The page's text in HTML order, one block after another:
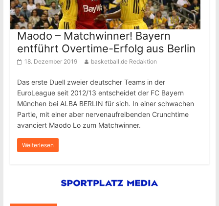
Maodo – Matchwinner! Bayern
entführt Overtime-Erfolg aus Berlin
18. Dezember 2019 basketball.de Redaktion
Das erste Duell zweier deutscher Teams in der
EuroLeague seit 2012/13 entscheidet der FC Bayern
München bei ALBA BERLIN für sich. In einer schwachen
Partie, mit einer aber nervenaufreibenden Crunchtime
avanciert Maodo Lo zum Matchwinner.
Weiterlesen